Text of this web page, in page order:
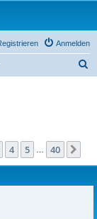
Anmelden
404 5 40